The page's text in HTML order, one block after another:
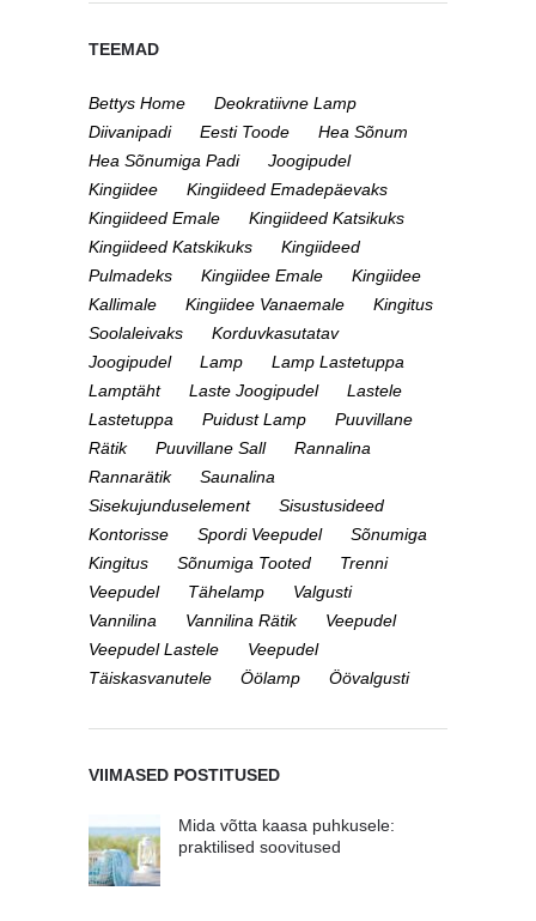
TEEMAD
Bettys Home
Deokratiivne Lamp
Diivanipadi
Eesti Toode
Hea Sõnum
Hea Sõnumiga Padi
Joogipudel
Kingiidee
Kingiideed Emadepäevaks
Kingiideed Emale
Kingiideed Katsikuks
Kingiideed Katskikuks
Kingiideed
Pulmadeks
Kingiidee Emale
Kingiidee
Kallimale
Kingiidee Vanaemale
Kingitus
Soolaleivaks
Korduvkasutatav
Joogipudel
Lamp
Lamp Lastetuppa
Lamptäht
Laste Joogipudel
Lastele
Lastetuppa
Puidust Lamp
Puuvillane
Rätik
Puuvillane Sall
Rannalina
Rannarätik
Saunalina
Sisekujunduselement
Sisustusideed
Kontorisse
Spordi Veepudel
Sõnumiga
Kingitus
Sõnumiga Tooted
Trenni
Veepudel
Tähelamp
Valgusti
Vannilina
Vannilina Rätik
Veepudel
Veepudel Lastele
Veepudel
Täiskasvanutele
Öölamp Öövalgusti
VIIMASED POSTITUSED
Mida võtta kaasa puhkusele:
praktilised soovitused